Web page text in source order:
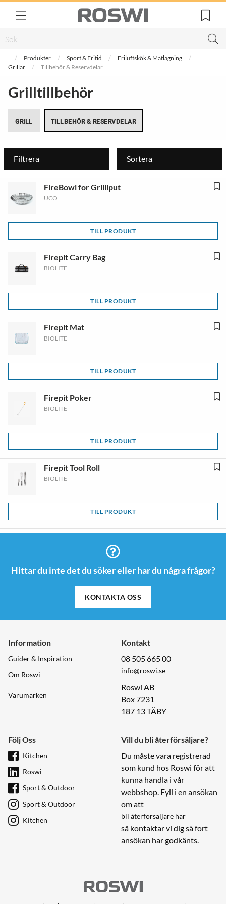
Produkter Sport & Fritid
Friluftskök & Matlagning
Grillar
Tillbehör & Reservdelar
Grilltillbehör
GRILL TILLBEHÖR & RESERVDELAR
Filtrera Sortera
FireBowl for Grilliput
UCO
TILL PRODUKT
Firepit Carry Bag
BIOLITE
TILL PRODUKT
Firepit Mat
BIOLITE
TILL PRODUKT
Firepit Poker
BIOLITE
TILL PRODUKT
Firepit Tool Roll
BIOLITE
TILL PRODUKT
Hittar du inte det du söker eller har du några frågor?
KONTAKTA OSS
Information
Guider & Inspiration
Om Roswi
Varumärken
Kontakt
08 505 665 00
info@roswi.se
Roswi AB
Box 7231
187 13 TÄBY
Följ Oss
Kitchen
Roswi
Sport & Outdoor
Sport & Outdoor
Kitchen
Vill du bli återförsäljare?
Du måste vara registrerad
som kund hos Roswi för att
kunna handla i vår
webbshop. Fyll i en ansökan
om att
bli återförsäljare här
så kontaktar vi dig så fort
ansökan har godkänts.